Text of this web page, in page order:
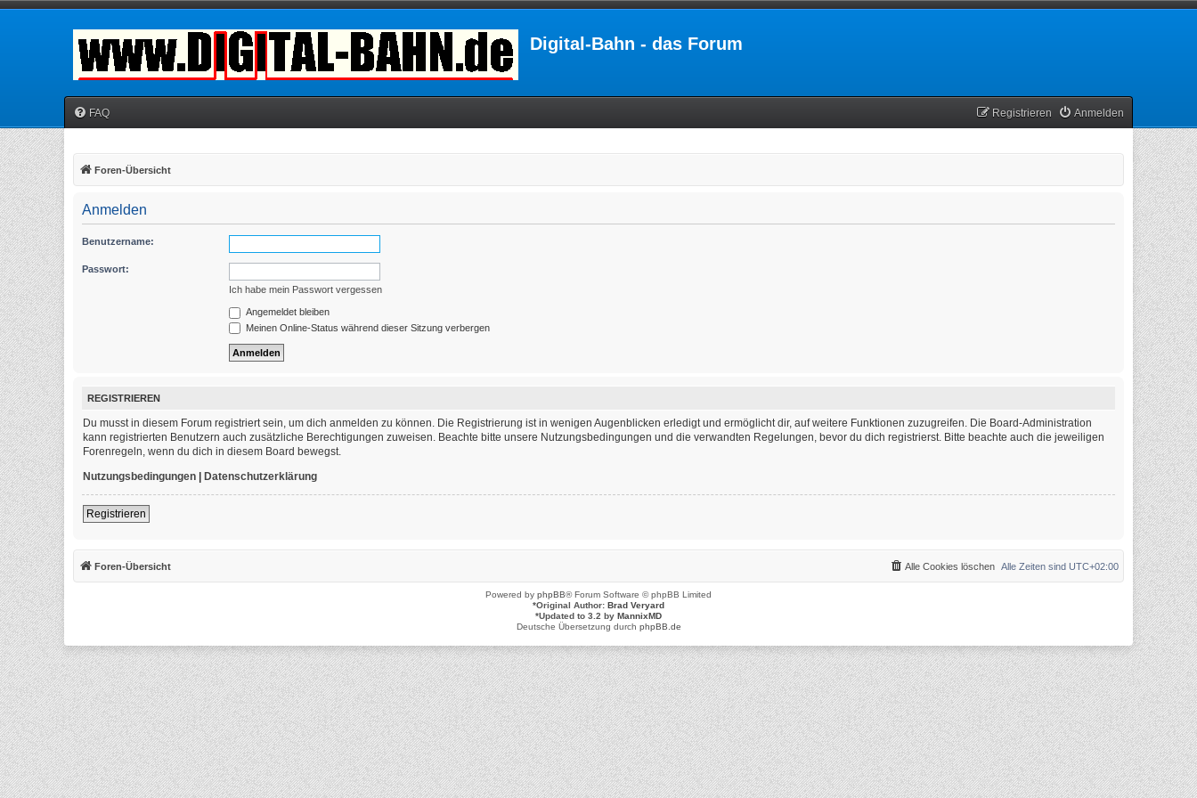
Digital-Bahn - das Forum
FAQ Anmelden
Registrieren
Foren-Übersicht
Anmelden
Benutzername:
Passwort:
Ich habe mein Passwort vergessen
Angemeldet bleiben
Meinen Online-Status während dieser Sitzung verbergen
REGISTRIEREN
Du musst in diesem Forum registriert sein, um dich anmelden zu können. Die Registrierung ist in wenigen Augenblicken erledigt und ermöglicht dir, auf weitere Funktionen zuzugreifen. Die Board-Administration
kann registrierten Benutzern auch zusätzliche Berechtigungen zuweisen. Beachte bitte unsere Nutzungsbedingungen und die verwandten Regelungen, bevor du dich registrierst. Bitte beachte auch die jeweiligen
Forenregeln, wenn du dich in diesem Board bewegst.
Nutzungsbedingungen | Datenschutzerklärung
Registrieren
Foren-Übersicht Alle Zeiten sind UTC+02:00
Alle Cookies löschen
Powered by phpBB® Forum Software © phpBB Limited
*Original Author: Brad Veryard
*Updated to 3.2 by MannixMD
Deutsche Übersetzung durch phpBB.de